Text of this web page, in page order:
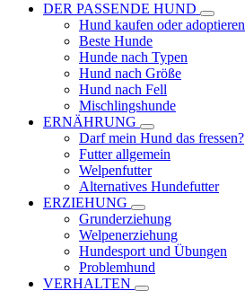
DER PASSENDE HUND
Hund kaufen oder adoptieren
Beste Hunde
Hunde nach Typen
Hund nach Größe
Hund nach Fell
Mischlingshunde
ERNÄHRUNG
Darf mein Hund das fressen?
Futter allgemein
Welpenfutter
Alternatives Hundefutter
ERZIEHUNG
Grunderziehung
Welpenerziehung
Hundesport und Übungen
Problemhund
VERHALTEN